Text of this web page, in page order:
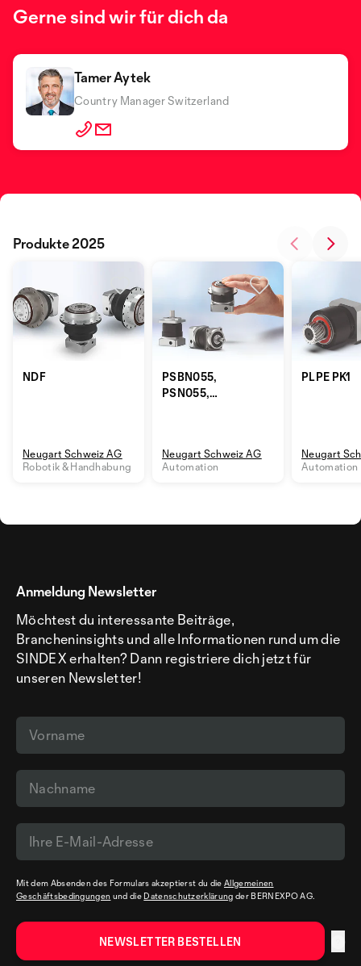
Gerne sind wir für dich da
Tamer Aytek
Country Manager Switzerland
NDF
Neugart Schweiz AG
Robotik & Handhabung
PSBN055,
PSN055,
Neugart Schweiz AG
Automation
PLPE PK1
Neugart
Automation
Produkte 2025
Anmeldung Newsletter
Möchtest du interessante Beiträge,
Brancheninsights und alle Informationen rund um die
SINDEX erhalten? Dann registriere dich jetzt für
unseren Newsletter!
Mit dem Absenden des Formulars akzeptierst du dieAllgemeinen
Geschäftsbedingungen und die Datenschutzerklärung der BERNEXPO AG.